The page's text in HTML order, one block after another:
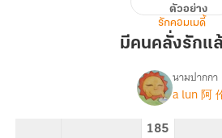
คลั่ง
ตัวอย่าง
รักคอมเมดี้
มีคนคลั่งรักแ
เรื่อง
นามปากกา
a lun 阿
185